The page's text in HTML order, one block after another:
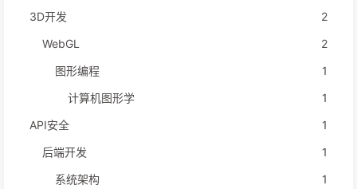
3D开发
2
WebGL
2
图形编程
1
计算机图形学
1
API安全
1
后端开发
1
系统架构
1